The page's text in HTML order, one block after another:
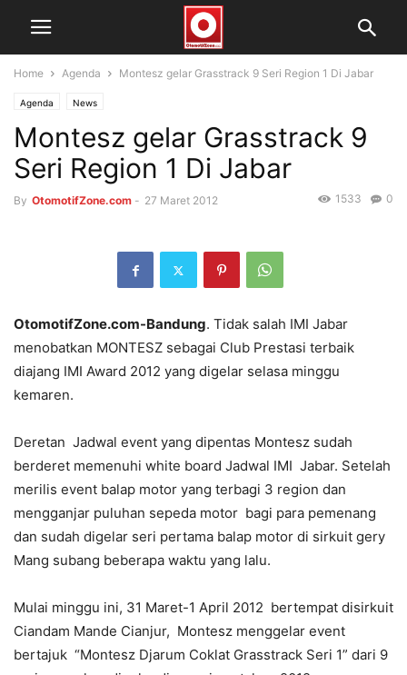
Home Agenda Montesz gelar Grasstrack 9 Seri Region 1 Di Jabar
Agenda News
Montesz gelar Grasstrack 9
Seri Region 1 Di Jabar
By OtomotifZone.com - 27 Maret 2012 0
1533
OtomotifZone.com-Bandung. Tidak salah IMI Jabar
menobatkan MONTESZ sebagai Club Prestasi terbaik
diajang IMI Award 2012 yang digelar selasa minggu
kemaren.
Deretan Jadwal event yang dipentas Montesz sudah
berderet memenuhi white board Jadwal IMI Jabar. Setelah
merilis event balap motor yang terbagi 3 region dan
mengganjar puluhan sepeda motor bagi para pemenang
dan sudah digelar seri pertama balap motor di sirkuit gery
Mang subang beberapa waktu yang lalu.
Mulai minggu ini, 31 Maret-1 April 2012 bertempat disirkuit
Ciandam Mande Cianjur, Montesz menggelar event
bertajuk “Montesz Djarum Coklat Grasstrack Seri 1” dari 9